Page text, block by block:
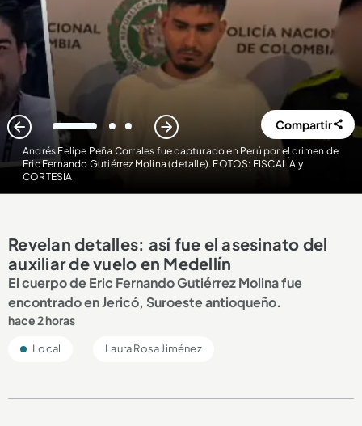
Andrés Felipe Peña Corrales fue capturado en Perú por el crimen de
Eric Fernando Gutiérrez Molina (detalle). FOTOS: FISCALÍA y
CORTESÍA
1 2 3 Compartir
Revelan detalles: así fue el asesinato del
auxiliar de vuelo en Medellín
El cuerpo de Eric Fernando Gutiérrez Molina fue
encontrado en Jericó, Suroeste antioqueño.
hace 2 horas
Local Laura Rosa Jiménez